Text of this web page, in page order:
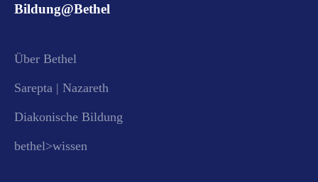
Bildung@Bethel
Über Bethel
Sarepta | Nazareth
Diakonische Bildung
bethel>wissen